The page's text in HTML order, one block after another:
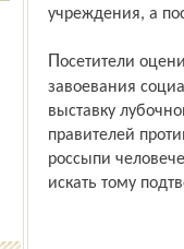
учреждения, а
Посетители оценивают экспозицию неоднозначно. Одни ностальгически вспоминали
завоевания
выставку
правителей
россыпи
искать тому